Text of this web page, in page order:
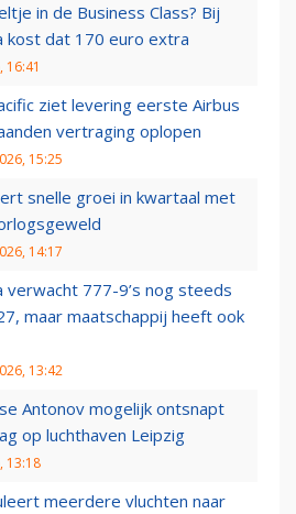
in de Business Class? Bij
kost dat 170 euro extra
16:41
ziet levering eerste Airbus
vertraging oplopen
15:25
snelle groei in kwartaal met
14:17
verwacht 777-9’s nog steeds
maar maatschappij heeft ook
13:42
Antonov mogelijk ontsnapt
op luchthaven Leipzig
13:18
meerdere vluchten naar